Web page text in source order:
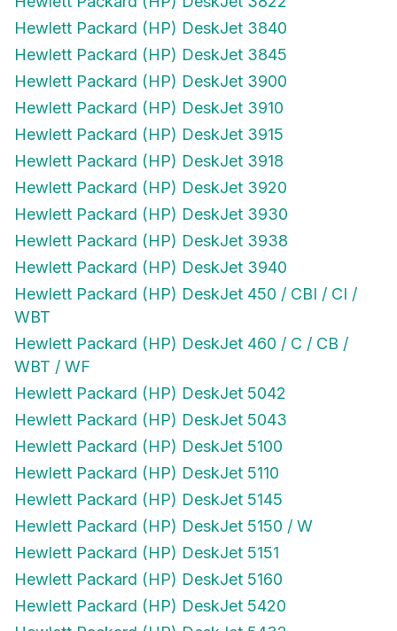
Hewlett Packard (HP) DeskJet 3840
Hewlett Packard (HP) DeskJet 3845
Hewlett Packard (HP) DeskJet 3900
Hewlett Packard (HP) DeskJet 3910
Hewlett Packard (HP) DeskJet 3915
Hewlett Packard (HP) DeskJet 3918
Hewlett Packard (HP) DeskJet 3920
Hewlett Packard (HP) DeskJet 3930
Hewlett Packard (HP) DeskJet 3938
Hewlett Packard (HP) DeskJet 3940
Hewlett Packard (HP) DeskJet 450 / CBI / CI /
WBT
Hewlett Packard (HP) DeskJet 460 / C / CB /
WBT / WF
Hewlett Packard (HP) DeskJet 5042
Hewlett Packard (HP) DeskJet 5043
Hewlett Packard (HP) DeskJet 5100
Hewlett Packard (HP) DeskJet 5110
Hewlett Packard (HP) DeskJet 5145
Hewlett Packard (HP) DeskJet 5150 / W
Hewlett Packard (HP) DeskJet 5151
Hewlett Packard (HP) DeskJet 5160
Hewlett Packard (HP) DeskJet 5420
Hewlett Packard (HP) DeskJet 5432